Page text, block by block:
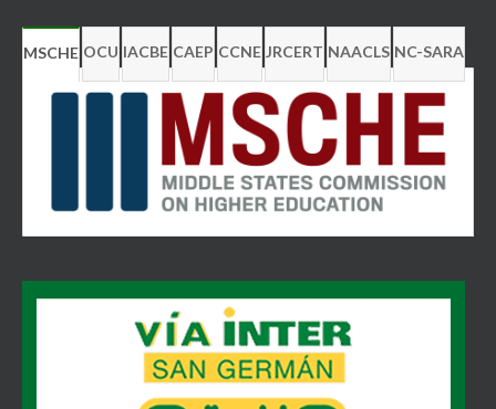
MSCHE OCU IACBE CAEP CCNE JRCERT NAACLS NC-SARA